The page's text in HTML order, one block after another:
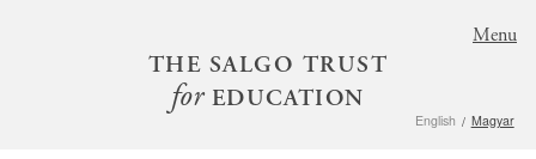
Menu
THE SALGO TRUST
forEDUCATION
English Magyar